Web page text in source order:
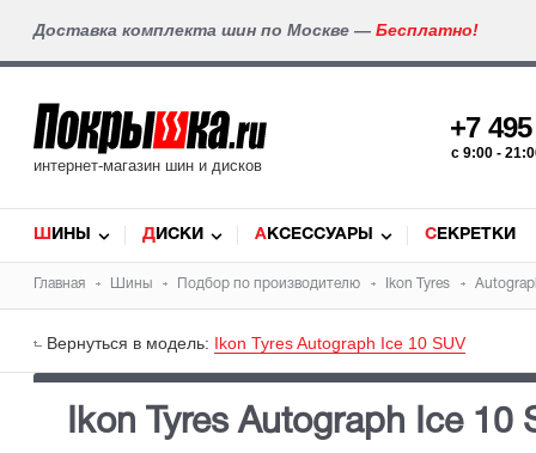
Доставка комплекта шин по Москве — Бесплатно!
интернет-магазин шин и дисков
+7
c 9:00 -
ШИНЫ ДИСКИ АКСЕССУАРЫ СЕКРЕТКИ
Главная Шины Подбор по производителю Ikon Tyres
Вернуться в модель: Ikon Tyres Autograph Ice 10 SUV
Ikon Tyres Autograph Ice 10